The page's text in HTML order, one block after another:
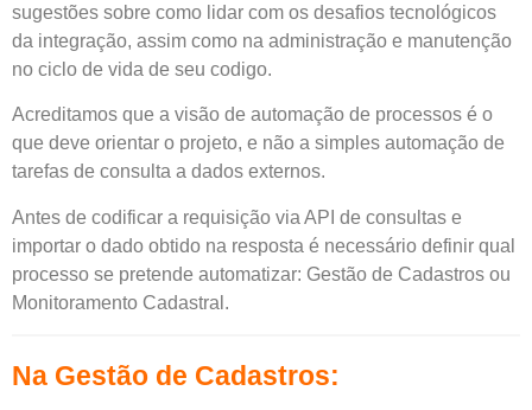
sugestões sobre como lidar com os desafios tecnológicos
da integração, assim como na administração e manutenção
no ciclo de vida de seu codigo.
Acreditamos que a visão de automação de processos é o
que deve orientar o projeto, e não a simples automação de
tarefas de consulta a dados externos.
Antes de codificar a requisição via API de consultas e
importar o dado obtido na resposta é necessário definir qual
processo se pretende automatizar: Gestão de Cadastros ou
Monitoramento Cadastral.
Na Gestão de Cadastros: